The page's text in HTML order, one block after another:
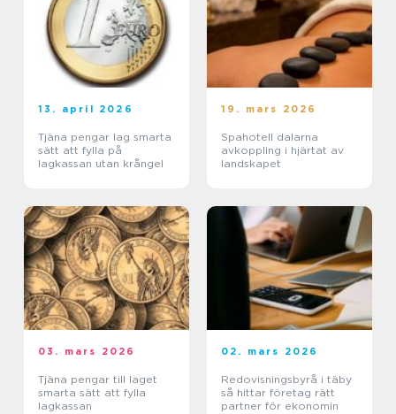
13. april 2026
Tjäna pengar lag smarta
sätt att fylla på
lagkassan utan krångel
19. mars 2026
Spahotell dalarna
avkoppling i hjärtat av
landskapet
03. mars 2026
Tjäna pengar till laget
smarta sätt att fylla
lagkassan
02. mars 2026
Redovisningsbyrå i täby
så hittar företag rätt
partner för ekonomin